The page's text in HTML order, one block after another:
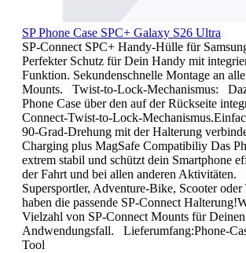
SP Phone Case SPC+ Galaxy S26 Ultra
SP-Connect SPC+ Handy-Hülle für
Perfekter Schutz für Dein Handy mit
Funktion. Sekundenschnelle Montage an
Mounts. Twist-to-Lock-Mechanismus:
Phone Case über den auf der Rückseite
Connect-Twist-to-Lock-
90-Grad-Drehung mit der Halterung
Charging plus MagSafe Compatibiliy Das
extrem stabil und schützt dein Smartphone
der Fahrt und bei allen anderen Aktivitäten.
Supersportler, Adventure-Bike, Scooter
haben die passende SP-Connect
Vielzahl von SP-Connect Mounts für Deinen
Andwendungsfall. Lieferumfang:Phone-
Tool